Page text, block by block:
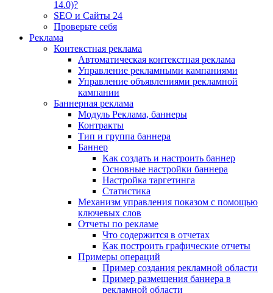
14.0)?
SEO и Сайты 24
Проверьте себя
Реклама
Контекстная реклама
Автоматическая контекстная реклама
Управление рекламными кампаниями
Управление объявлениями рекламной
кампании
Баннерная реклама
Модуль Реклама, баннеры
Контракты
Тип и группа баннера
Баннер
Как создать и настроить баннер
Основные настройки баннера
Настройка таргетинга
Статистика
Механизм управления показом с помощью
ключевых слов
Отчеты по рекламе
Что содержится в отчетах
Как построить графические отчеты
Примеры операций
Пример создания рекламной области
Пример размещения баннера в
рекламной области